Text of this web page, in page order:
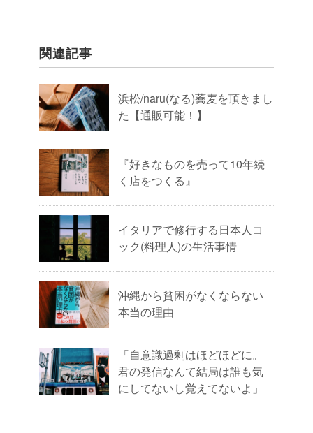
関連記事
浜松/naru(なる)蕎麦を頂きまし
た【通販可能！】
『好きなものを売って10年続
く店をつくる』
イタリアで修行する日本人コ
ック(料理人)の生活事情
沖縄から貧困がなくならない
本当の理由
「自意識過剰はほどほどに。
君の発信なんて結局は誰も気
にしてないし覚えてないよ」